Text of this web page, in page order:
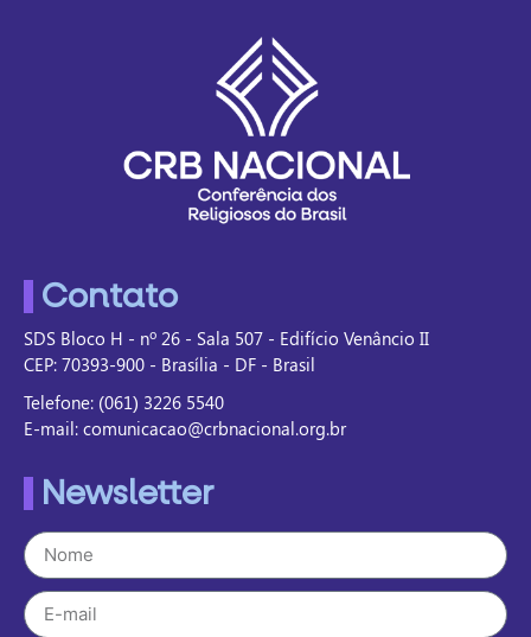
Contato
SDS Bloco H - nº 26 - Sala 507 - Edifício Venâncio II
CEP: 70393-900 - Brasília - DF - Brasil
Telefone: (061) 3226 5540
E-mail: comunicacao@crbnacional.org.br
Newsletter